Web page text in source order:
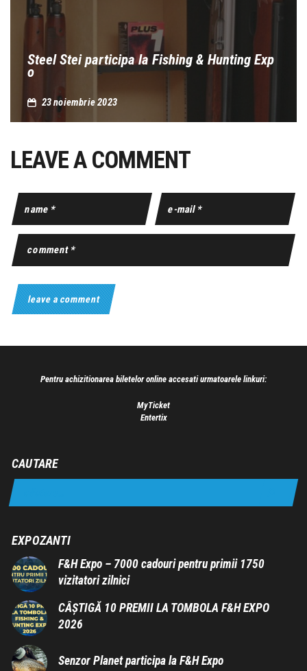
Steel Stei participa la Fishing & Hunting Exp
o
23 noiembrie 2023
LEAVE A COMMENT
Pentru achizitionarea biletelor online accesati urmatoarele linkuri:
MyTicket
Entertix
CAUTARE
EXPOZANTI
F&H Expo – 7000 cadouri pentru primii 1750
vizitatori zilnici
CÂȘTIGĂ 10 PREMII LA TOMBOLA F&H EXPO
2026
Senzor Planet participa la F&H Expo